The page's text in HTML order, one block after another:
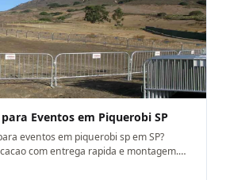
Eventos em Piquerobi SP
eventos em piquerobi sp em SP?
com entrega rapida e montagem.